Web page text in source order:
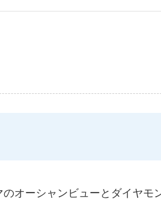
オーシャンビューとダイヤモ